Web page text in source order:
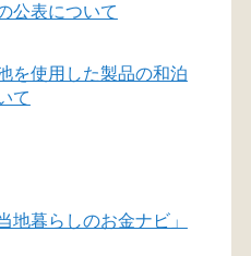
公表について
を使用した製品の和泊
て
地暮らしのお金ナビ」